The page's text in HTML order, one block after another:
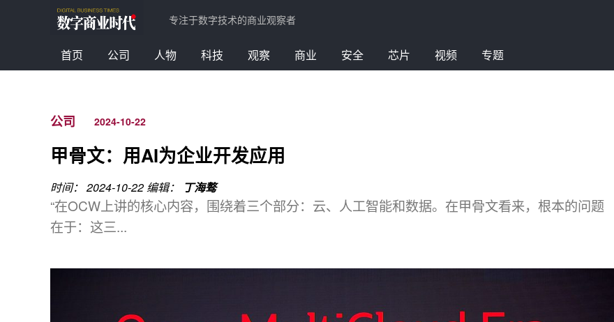
专注于数字技术的商业观察者
首页 公司 人物 科技 观察 商业 安全 芯片 视频 专题
公司 2024-10-22
甲骨文：用AI为企业开发应用
时间： 2024-10-22编辑： 丁海骜
“在OCW上讲的核心内容，围绕着三个部分：云、人工智能和数据。在甲骨文看来，根本的问题
在于：这三...